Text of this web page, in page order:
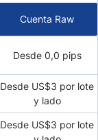
Cuenta Raw
Desde 0,0 pips
Desde US$3 por lote
y lado
Desde US$3 por lote